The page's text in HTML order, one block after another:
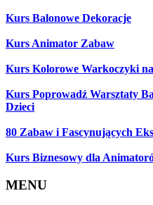
Kurs Balonowe Dekoracje
Kurs Animator Zabaw
Kurs Kolorowe Warkoczyki
Kurs Poprowadź Warsztaty
Dzieci
80 Zabaw i Fascynujących
Kurs Biznesowy dla
MENU